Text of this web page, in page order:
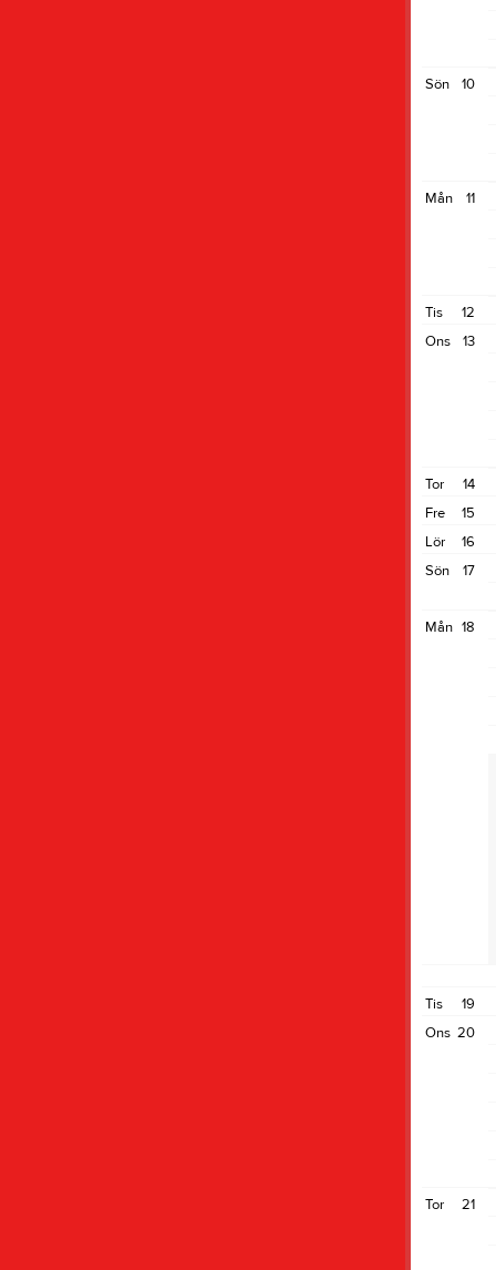
10
Sön
11
Mån
12
Tis
13
Ons
14
Tor
15
Fre
16
Lör
17
Sön
18
Mån
19
Tis
20
Ons
21
Tor